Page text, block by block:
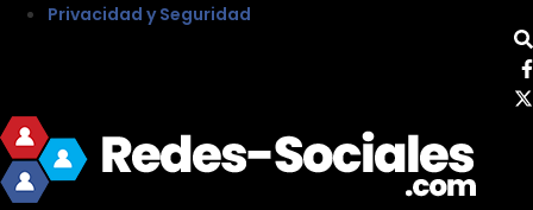
Privacidad y Seguridad